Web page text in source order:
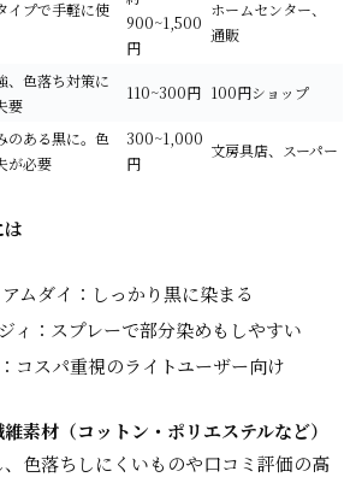
イプで手軽に使
900~1,500
円
ホームセンター、
通販
、色落ち対策に
要
110~300円 100円ショップ
のある黒に。色
が必要
300~1,000
円
文房具店、スーパー
ムダイ：しっかり黒に染まる
ィ：スプレーで部分染めもしやすい
コスパ重視のライトユーザー向け
素材（コットン・ポリエステルなど）
、色落ちしにくいものや口コミ評価の高